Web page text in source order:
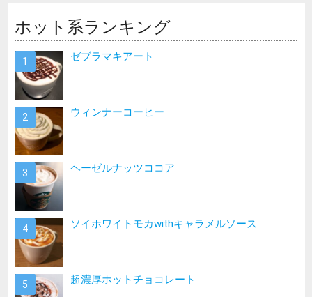
ホット系ランキング
ゼブラマキアート
ウィンナーコーヒー
ヘーゼルナッツココア
ソイホワイトモカwithキャラメルソース
超濃厚ホットチョコレート